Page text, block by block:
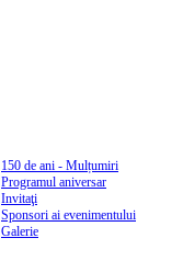
150 de ani - Mulțumiri
Programul aniversar
Invitaţi
Sponsori ai evenimentului
Galerie